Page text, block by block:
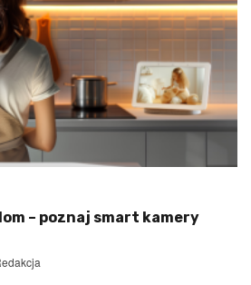
– poznaj smart kamery